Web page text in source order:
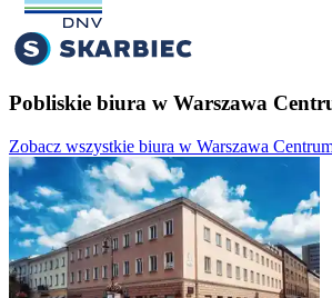
Pobliskie biura w Warszawa
Zobacz wszystkie biura w Warszawa